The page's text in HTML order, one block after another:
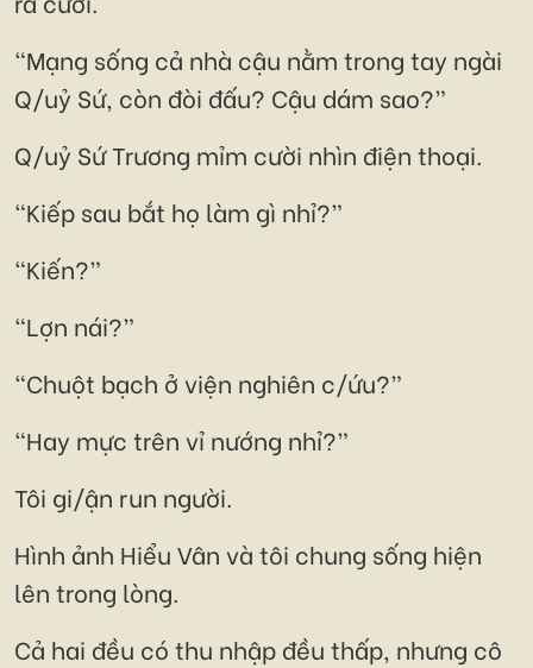
“Mạng sống cả nhà cậu nằm trong tay ngài
Q/uỷ Sứ, còn đòi đấu? Cậu dám sao?”
Q/uỷ Sứ Trương mỉm cười nhìn điện thoại.
“Kiếp sau bắt họ làm gì nhỉ?”
“Kiến?”
“Lợn nái?”
“Chuột bạch ở viện nghiên c/ứu?”
“Hay mực trên vỉ nướng nhỉ?”
Tôi gi/ận run người.
Hình ảnh Hiểu Vân và tôi chung sống hiện
lên trong lòng.
Cả hai đều có thu nhập đều thấp, nhưng cô